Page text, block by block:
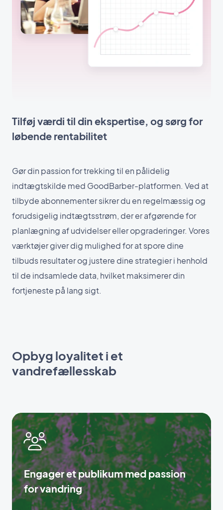
Tilføj værdi til din ekspertise, og sørg for
løbende rentabilitet
Gør din passion for trekking til en pålidelig
indtægtskilde med GoodBarber-platformen. Ved at
tilbyde abonnementer sikrer du en regelmæssig og
forudsigelig indtægtsstrøm, der er afgørende for
planlægning af udvidelser eller opgraderinger. Vores
værktøjer giver dig mulighed for at spore dine
tilbuds resultater og justere dine strategier i henhold
til de indsamlede data, hvilket maksimerer din
fortjeneste på lang sigt.
Opbyg loyalitet i et
vandrefællesskab
Engager et publikum med passion
for vandring